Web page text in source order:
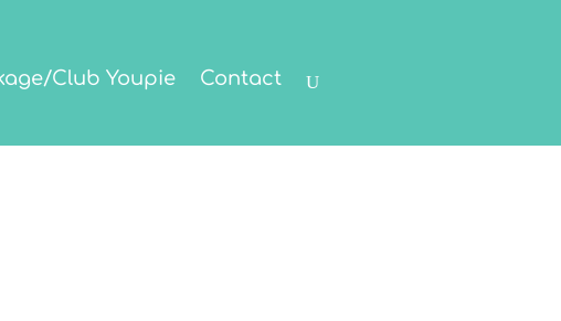
Club Youpie Contact